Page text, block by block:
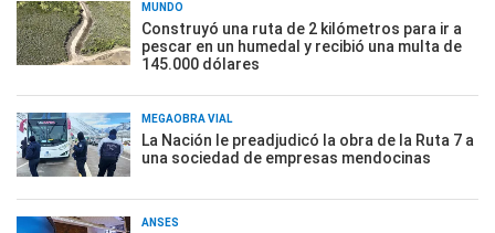
MUNDO
Construyó una ruta de 2 kilómetros para ir a
pescar en un humedal y recibió una multa de
145.000 dólares
MEGAOBRA VIAL
La Nación le preadjudicó la obra de la Ruta 7 a
una sociedad de empresas mendocinas
ANSES